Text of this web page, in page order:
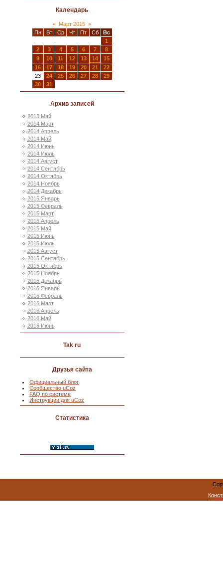
Календарь
« Март 2015 »
Пн
Вт Ср Чт Пт Сб
Вс
1
2
3 4 5 6 7
8
9
10 11 12 13 14
15
16
17 18 19 20 21
22
23
24 25 26 27 28
29
30
31
Архив записей
2013 Май
2014 Март
2014 Апрель
2014 Май
2014 Июнь
2014 Июль
2014 Август
2014 Сентябрь
2014 Октябрь
2014 Ноябрь
2014 Декабрь
2015 Январь
2015 Февраль
2015 Март
2015 Апрель
2015 Май
2015 Июнь
2015 Июль
2015 Август
2015 Сентябрь
2015 Октябрь
2015 Ноябрь
2015 Декабрь
2016 Январь
2016 Февраль
2016 Март
2016 Апрель
2016 Май
2016 Июнь
Tak ru
Друзья сайта
Официальный блог
Сообщество uCoz
FAQ по системе
Инструкции для uCoz
Статистика